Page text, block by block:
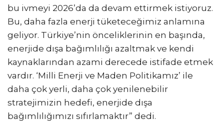
bu ivmeyi 2026’da da devam ettirmek istiyoruz.
Bu, daha fazla enerji tüketeceğimiz anlamına
geliyor. Türkiye’nin önceliklerinin en başında,
enerjide dışa bağımlılığı azaltmak ve kendi
kaynaklarından azami derecede istifade etmek
vardır. ‘Milli Enerji ve Maden Politikamız’ ile
daha çok yerli, daha çok yenilenebilir
stratejimizin hedefi, enerjide dışa
bağımlılığımızı sıfırlamaktır” dedi.